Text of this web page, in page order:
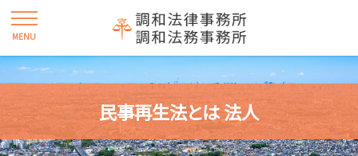
民事再生法とは 法人